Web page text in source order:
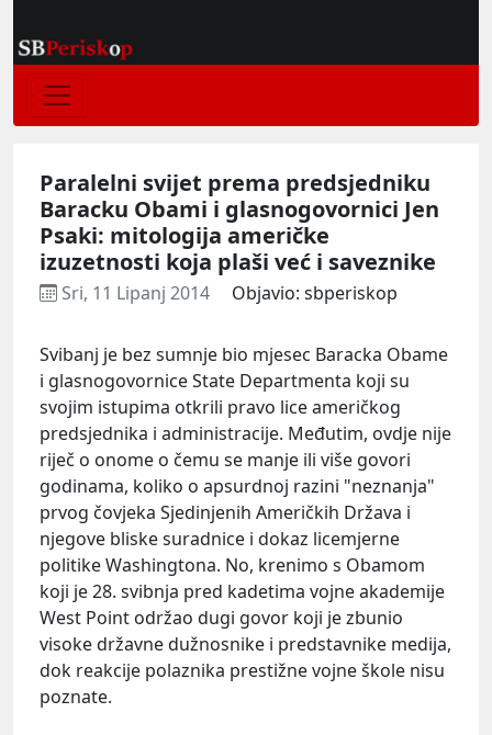
Paralelni svijet prema predsjedniku
Baracku Obami i glasnogovornici Jen
Psaki: mitologija američke
izuzetnosti koja plaši već i saveznike
Sri, 11 Lipanj 2014 Objavio: sbperiskop
Svibanj je bez sumnje bio mjesec Baracka Obame
i glasnogovornice State Departmenta koji su
svojim istupima otkrili pravo lice američkog
predsjednika i administracije. Međutim, ovdje nije
riječ o onome o čemu se manje ili više govori
godinama, koliko o apsurdnoj razini "neznanja"
prvog čovjeka Sjedinjenih Američkih Država i
njegove bliske suradnice i dokaz licemjerne
politike Washingtona. No, krenimo s Obamom
koji je 28. svibnja pred kadetima vojne akademije
West Point održao dugi govor koji je zbunio
visoke državne dužnosnike i predstavnike medija,
dok reakcije polaznika prestižne vojne škole nisu
poznate.